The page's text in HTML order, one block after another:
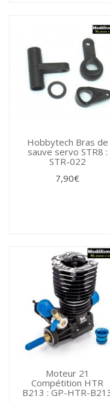
Hobbytech Bras de
sauve servo STR8 :
STR-022
7,90€
Moteur 21
Compétition HTR
B213 : GP-HTR-